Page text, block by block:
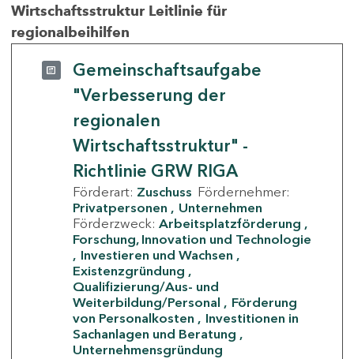
Wirtschaftsstruktur Leitlinie für
regionalbeihilfen
Gemeinschaftsaufgabe
"Verbesserung der
regionalen
Wirtschaftsstruktur" -
Richtlinie GRW RIGA
Förderart: Zuschuss Fördernehmer:
Privatpersonen
Unternehmen
Förderzweck: Arbeitsplatzförderung
Forschung, Innovation und Technologie
Investieren und Wachsen
Existenzgründung
Qualifizierung/Aus- und
Weiterbildung/Personal
Förderung
von Personalkosten
Investitionen in
Sachanlagen und Beratung
Unternehmensgründung